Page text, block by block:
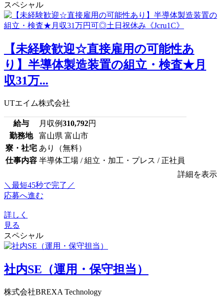
スペシャル
【未経験歓迎☆直接雇用の可能性あ
り】半導体製造装置の組立・検査★月
収31万...
UTエイム株式会社
給与 月収例310,792円
勤務地
富山県 富山市
寮・社宅 あり（無料）
仕事内容 半導体工場 / 組立・加工・プレス / 正社員
詳細を表示
＼最短45秒で完了／
応募へ進む
詳しく
見る
スペシャル
社内SE（運用・保守担当）
株式会社BREXA Technology